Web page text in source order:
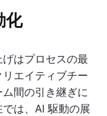
化
はプロセスの最
エイティブチー
間の引き継ぎに
は、AI 駆動の展